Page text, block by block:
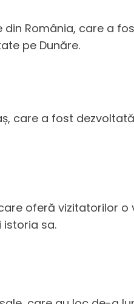
România, care a
pe Dunăre.
care a fost
oferă vizitatorilor
istoria sa.